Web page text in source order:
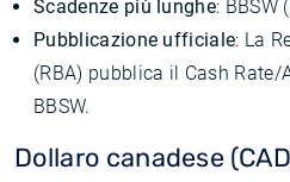
Scadenze più lunghe: BBSW
Pubblicazione ufficiale: La
(RBA) pubblica il Cash Rate/
BBSW.
Dollaro canadese